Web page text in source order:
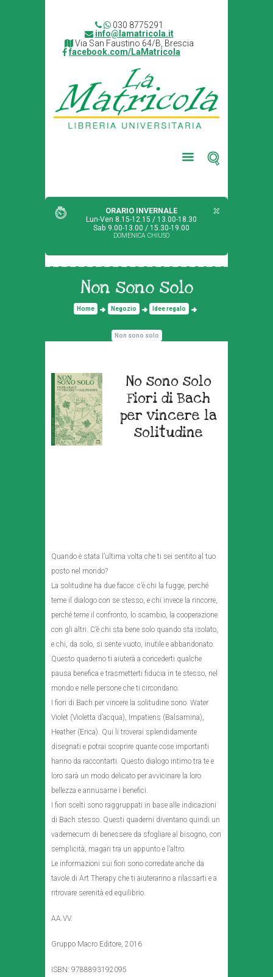
030 8775291
info@lamatricola.it
Via San Faustino 64/B, Brescia
facebook.com/LaMatricola
ORARIO INVERNALE
Lun-Ven 8.15-12.15 / 13.00-18.30
Sab 9.00-13.00 / 15.30-19.00
DOMENICA CHIUSO
Non sono solo
Home Negozio Idee regalo
Non sono solo
No sono solo
Fiori di Bach
per vincere la
solitudine
Quando è stata l’ultima volta che ti sei sentito al tuo
posto nel mondo?
La solitudine ha due facce: c’è chi la fugge, perché
teme il dialogo con se stesso, e chi invece la rincorre,
perché teme il confronto, lo scambio, la cooperazione
con gli altri. C’è chi sta bene solo quando sta isolato,
e chi, da solo, si sente vuoto, inutile e abbandonato.
Questo quaderno ti aiuterà a concederti qualche
pausa benefica e trasmetterti fiducia in te stesso, nel
mondo e nelle persone che ti circondano.
I fiori di Bach per vincere la solitudine sono: Water
Violet (Violetta d’acqua), Impatiens (Balsamina),
Heather (Erica). Qui li troverai splendidamente
disegnati e potrai scoprire quante cose importanti
hanno da raccontarti. Questo dialogo intimo tra te e
loro sarà un modo delicato per avvicinare la loro
bellezza e annusarne i benefici.
I fiori scelti sono raggruppati in base alle indicazioni
di Bach stesso. Questi quaderni diventano quindi un
vademecum di benessere da sfogliare al bisogno, con
semplicità, magari tra un appunto e l’altro.
Le informazioni sui fiori sono corredate anche da
tavole di Art Therapy che ti aiuteranno a rilassarti e a
ritrovare serenità ed equilibrio.
AA.VV.
Gruppo Macro Editore, 2016
ISBN: 9788893192095